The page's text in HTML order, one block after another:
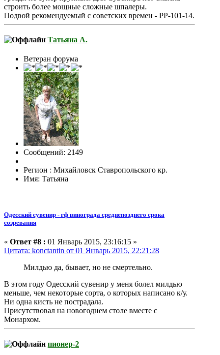
строить более мощные сложные шпалеры.
Подвой рекомендуемый с советских времен - РР-101-14.
Татьяна А.
Ветеран форума
Сообщений: 2149
Регион : Михайловск Ставропольского кр.
Имя: Татьяна
Одесский сувенир - гф винограда среднепозднего срока
созревания
« Ответ #8 : 01 Январь 2015, 23:16:15 »
Цитата: konctantin от 01 Январь 2015, 22:21:28
Милдью да, бывает, но не смертельно.
В этом году Одесский сувенир у меня болел милдью
меньше, чем некоторые сорта, о которых написано к/у.
Ни одна кисть не пострадала.
Присутствовал на новогоднем столе вместе с
Монархом.
пионер-2